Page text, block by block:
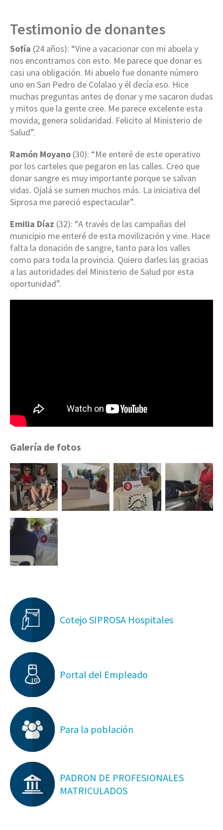
Testimonio de donantes
Sofía (24 años): “Vine a vacacionar con mi abuela y
nos encontramos con esto. Me parece que donar es
casi una obligación. Mi abuelo fue donante número
uno en San Pedro de Colalao y él decía eso. Hice
muchas preguntas antes de donar y me sacaron dudas
y mitos que la gente cree. Me parece excelente esta
movida; genera solidaridad. Felicito al Ministerio de
Salud”.
Ramón Moyano (30): “Me enteré de este operativo
por los carteles que pegaron en las calles. Creo que
donar sangre es muy importante porque se salvan
vidas. Ojalá se sumen muchos más. La iniciativa del
Siprosa me pareció espectacular”.
Emilia Díaz (32): “A través de las campañas del
municipio me enteré de esta movilización y vine. Hace
falta la donación de sangre, tanto para los valles
como para toda la provincia. Quiero darles las gracias
a las autoridades del Ministerio de Salud por esta
oportunidad”.
Galería de fotos
Cotejo SIPROSA Hospitales
Portal del Empleado
Para la población
PADRON DE PROFESIONALES
MATRICULADOS